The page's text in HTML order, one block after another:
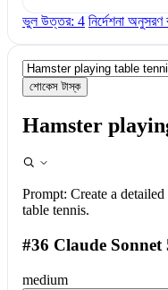
ভুল উত্তর: 4 নির্দেশনা অনুসরণ
শোকেস টাস্ক
Hamster
Prompt: Create a
table tennis.
#36 Claude Sonnet
medium